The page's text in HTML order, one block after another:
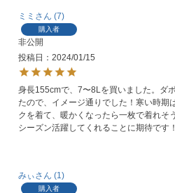
ミミ 7
購入者
非公開
投稿日
2024/01/15
身長155cmで、7〜8Lを買いました。ダ
たので、イメージ通りでした！寒い時期
クを着て、暖かくなったら一枚で着れそ
シーズン活躍してくれることに期待です！
みぃ 1
購入者